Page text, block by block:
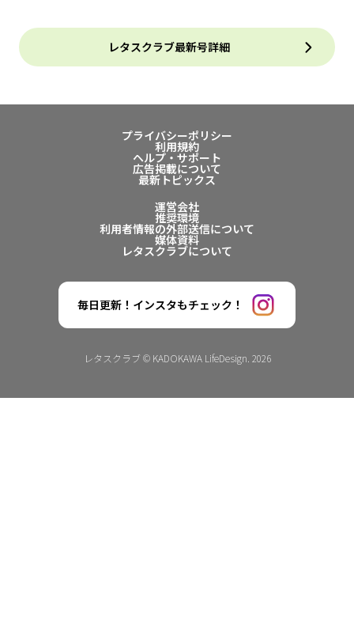
レタスクラブ最新号詳細
プライバシーポリシー
利用規約
ヘルプ・サポート
広告掲載について
最新トピックス
運営会社
推奨環境
利用者情報の外部送信について
媒体資料
レタスクラブについて
毎日更新！インスタもチェック！
レタスクラブ © KADOKAWA LifeDesign. 2026